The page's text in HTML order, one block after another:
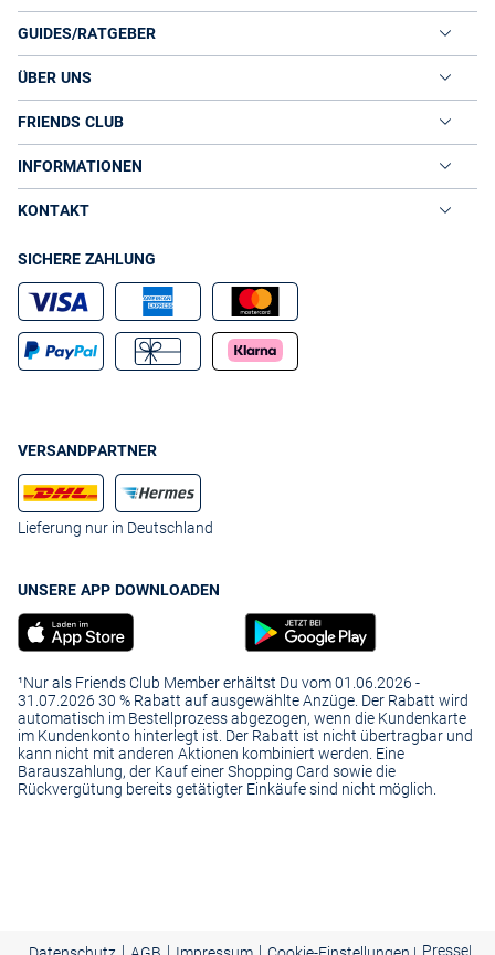
GUIDES/RATGEBER
ÜBER UNS
FRIENDS CLUB
INFORMATIONEN
KONTAKT
SICHERE ZAHLUNG
VERSANDPARTNER
Lieferung nur in Deutschland
UNSERE APP DOWNLOADEN
¹Nur als Friends Club Member erhältst Du vom 01.06.2026 -
31.07.2026 30 % Rabatt auf ausgewählte Anzüge. Der Rabatt wird
automatisch im Bestellprozess abgezogen, wenn die Kundenkarte
im Kundenkonto hinterlegt ist. Der Rabatt ist nicht übertragbar und
kann nicht mit anderen Aktionen kombiniert werden. Eine
Barauszahlung, der Kauf einer Shopping Card sowie die
Rückvergütung bereits getätigter Einkäufe sind nicht möglich.
| | | Presse|